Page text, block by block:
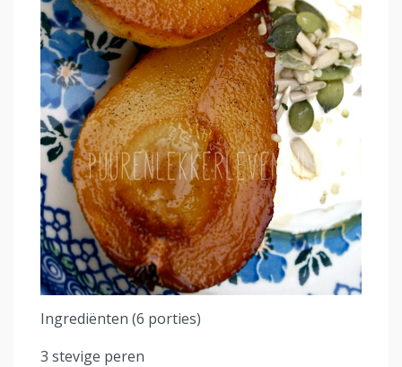
Ingrediënten (6 porties)
3 stevige peren